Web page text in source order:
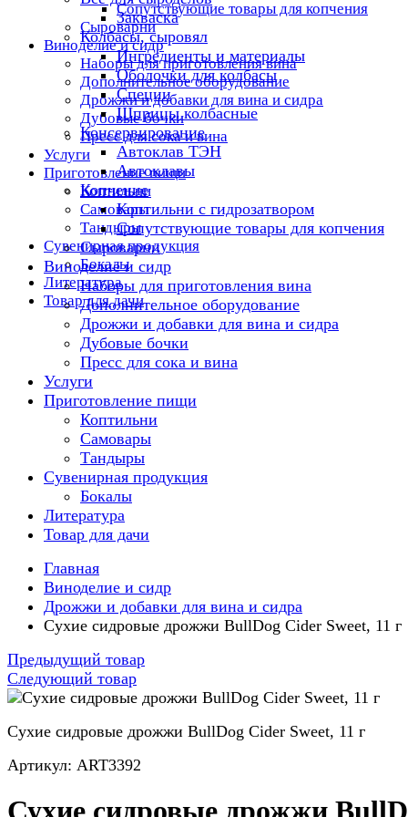
Сопутствующие товары для копчения
Сыроварни
Виноделие и сидр
Наборы для приготовления вина
Дополнительное оборудование
Дрожжи и добавки для вина и сидра
Дубовые бочки
Пресс для сока и вина
Услуги
Приготовление пищи
Коптильни
Самовары
Тандыры
Сувенирная продукция
Бокалы
Литература
Товар для дачи
Закваска
Колбасы, сыровял
Ингредиенты и материалы
Оболочки для колбасы
Специи
Шприцы колбасные
Консервирование
Автоклав ТЭН
Автоклавы
Копчение
Коптильни с гидрозатвором
Сопутствующие товары для копчения
Сыроварни
Виноделие и сидр
Наборы для приготовления вина
Дополнительное оборудование
Дрожжи и добавки для вина и сидра
Дубовые бочки
Пресс для сока и вина
Услуги
Приготовление пищи
Коптильни
Самовары
Тандыры
Сувенирная продукция
Бокалы
Литература
Товар для дачи
Главная
Виноделие и сидр
Дрожжи и добавки для вина и сидра
Сухие сидровые дрожжи BullDog Cider Sweet, 11 г
Предыдущий товар
Следующий товар
Сухие сидровые дрожжи BullDog Cider Sweet, 11 г
Артикул: ART3392